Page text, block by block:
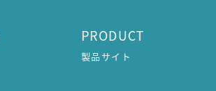
PRODUCT
製品サイト